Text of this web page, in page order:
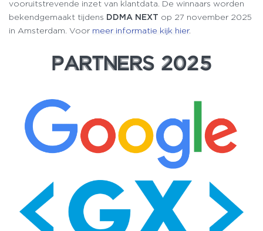
vooruitstrevende inzet van klantdata. De winnaars worden
bekendgemaakt tijdens DDMA NEXT op 27 november 2025
in Amsterdam. Voor meer informatie kijk hier.
PARTNERS 2025
PARTNERS 2025